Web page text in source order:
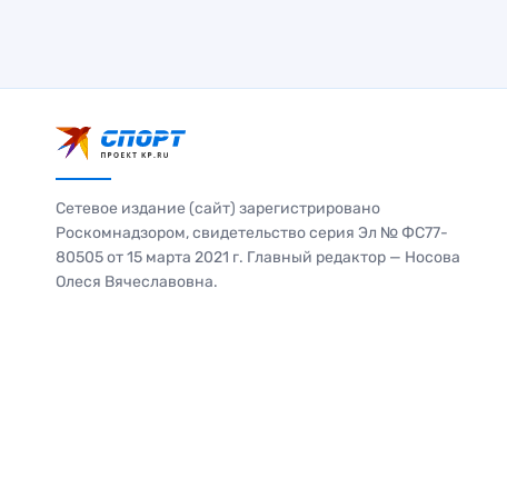
Сетевое издание (сайт) зарегистрировано
Роскомнадзором, свидетельство серия Эл № ФС77-
80505 от 15 марта 2021 г. Главный редактор — Носова
Олеся Вячеславовна.